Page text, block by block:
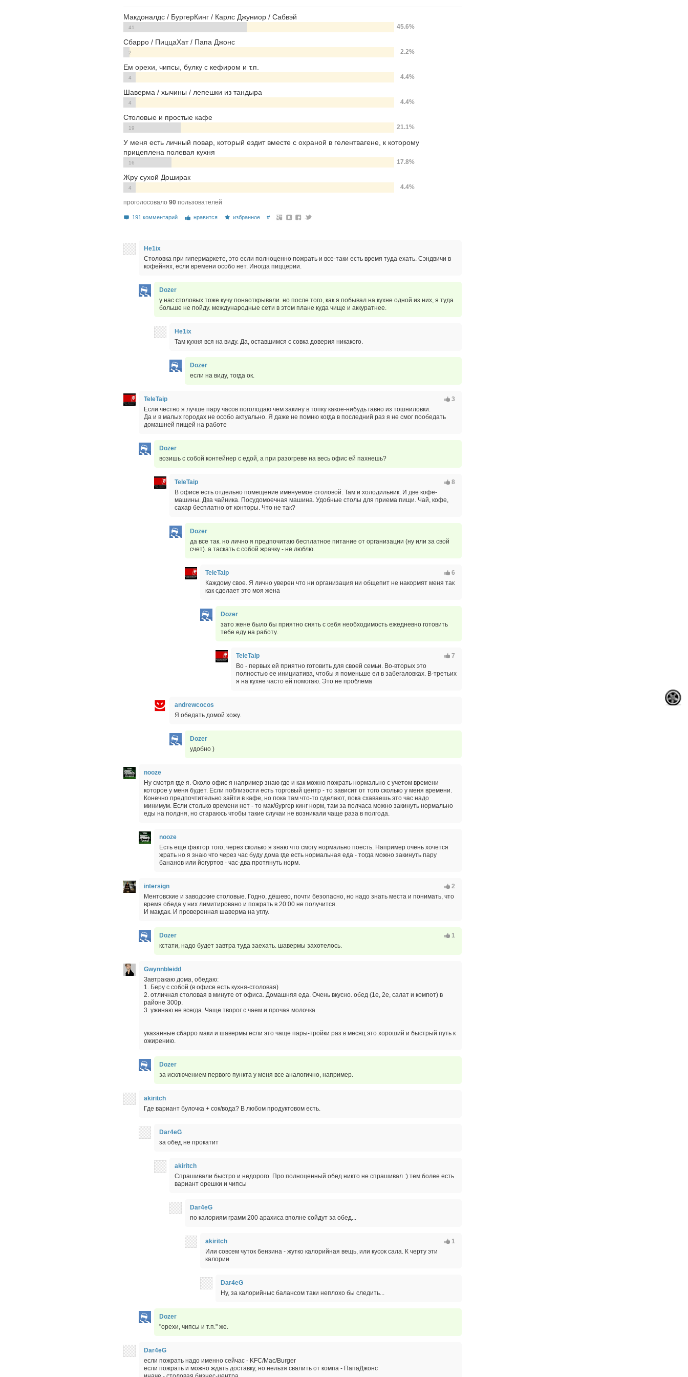
Макдоналдс / БургерКинг / Карлс Джуниор / Сабвэй
41 45.6%
Сбарро / ПиццаХат / Папа Джонс
2 2.2%
Ем орехи, чипсы, булку с кефиром и т.п.
4 4.4%
Шаверма / хычины / лепешки из тандыра
4 4.4%
Столовые и простые кафе
19 21.1%
У меня есть личный повар, который ездит вместе с охраной в гелентвагене, к которому
прицеплена полевая кухня
16 17.8%
Жру сухой Доширак
4 4.4%
проголосовало 90 пользователей
191 комментарий нравится избранное #
He1ix
Столовка при гипермаркете, это если полноценно пожрать и все-таки есть время туда ехать. Сэндвичи в
кофейнях, если времени особо нет. Иногда пиццерии.
Dozer
у нас столовых тоже кучу понаоткрывали. но после того, как я побывал на кухне одной из них, я туда
больше не пойду. международные сети в этом плане куда чище и аккуратнее.
He1ix
Там кухня вся на виду. Да, оставшимся с совка доверия никакого.
Dozer
если на виду, тогда ок.
3
TeleTaip
Если честно я лучше пару часов поголодаю чем закину в топку какое-нибудь гавно из тошниловки.
Да и в малых городах не особо актуально. Я даже не помню когда в последний раз я не смог пообедать
домашней пищей на работе
Dozer
возишь с собой контейнер с едой, а при разогреве на весь офис ей пахнешь?
8
TeleTaip
В офисе есть отдельно помещение именуемое столовой. Там и холодильник. И две кофе-
машины. Два чайника. Посудомоечная машина. Удобные столы для приема пищи. Чай, кофе,
сахар бесплатно от конторы. Что не так?
Dozer
да все так. но лично я предпочитаю бесплатное питание от организации (ну или за свой
счет). а таскать с собой жрачку - не люблю.
6
TeleTaip
Каждому свое. Я лично уверен что ни организация ни общепит не накормят меня так
как сделает это моя жена
Dozer
зато жене было бы приятно снять с себя необходимость ежедневно готовить
тебе еду на работу.
7
TeleTaip
Во - первых ей приятно готовить для своей семьи. Во-вторых это
полностью ее инициатива, чтобы я поменьше ел в забегаловках. В-третьих
я на кухне часто ей помогаю. Это не проблема
andrewcocos
Я обедать домой хожу.
Dozer
удобно )
nooze
Ну смотря где я. Около офис я например знаю где и как можно пожрать нормально с учетом времени
которое у меня будет. Если поблизости есть торговый центр - то зависит от того сколько у меня времени.
Конечно предпочтительно зайти в кафе, но пока там что-то сделают, пока схаваешь это час надо
минимум. Если столько времени нет - то мак/бургер кинг норм, там за полчаса можно закинуть нормально
еды на полдня, но стараюсь чтобы такие случаи не возникали чаще раза в полгода.
nooze
Есть еще фактор того, через сколько я знаю что смогу нормально поесть. Например очень хочется
жрать но я знаю что через час буду дома где есть нормальная еда - тогда можно закинуть пару
бананов или йогуртов - час-два протянуть норм.
2
intersign
Ментовские и заводские столовые. Годно, дёшево, почти безопасно, но надо знать места и понимать, что
время обеда у них лимитировано и пожрать в 20:00 не получится.
И макдак. И проверенная шаверма на углу.
1
Dozer
кстати, надо будет завтра туда заехать. шавермы захотелось.
Gwynnbleidd
Завтракаю дома, обедаю:
1. Беру с собой (в офисе есть кухня-столовая)
2. отличная столовая в минуте от офиса. Домашняя еда. Очень вкусно. обед (1е, 2е, салат и компот) в
районе 300р.
3. ужинаю не всегда. Чаще творог с чаем и прочая молочка
указанные сбарро маки и шавермы если это чаще пары-тройки раз в месяц это хороший и быстрый путь к
ожирению.
Dozer
за исключением первого пункта у меня все аналогично, например.
akiritch
Где вариант булочка + сок/вода? В любом продуктовом есть.
Dar4eG
за обед не прокатит
akiritch
Спрашивали быстро и недорого. Про полноценный обед никто не спрашивал :) тем более есть
вариант орешки и чипсы
Dar4eG
по калориям грамм 200 арахиса вполне сойдут за обед...
1
akiritch
Или совсем чуток бензина - жутко калорийная вещь, или кусок сала. К черту эти
калории
Dar4eG
Ну, за калорийныс балансом таки неплохо бы следить...
Dozer
"орехи, чипсы и т.п." же.
Dar4eG
если пожрать надо именно сейчас - KFC/Mac/Burger
если пожрать и можно ждать доставку, но нельзя свалить от компа - ПапаДжонс